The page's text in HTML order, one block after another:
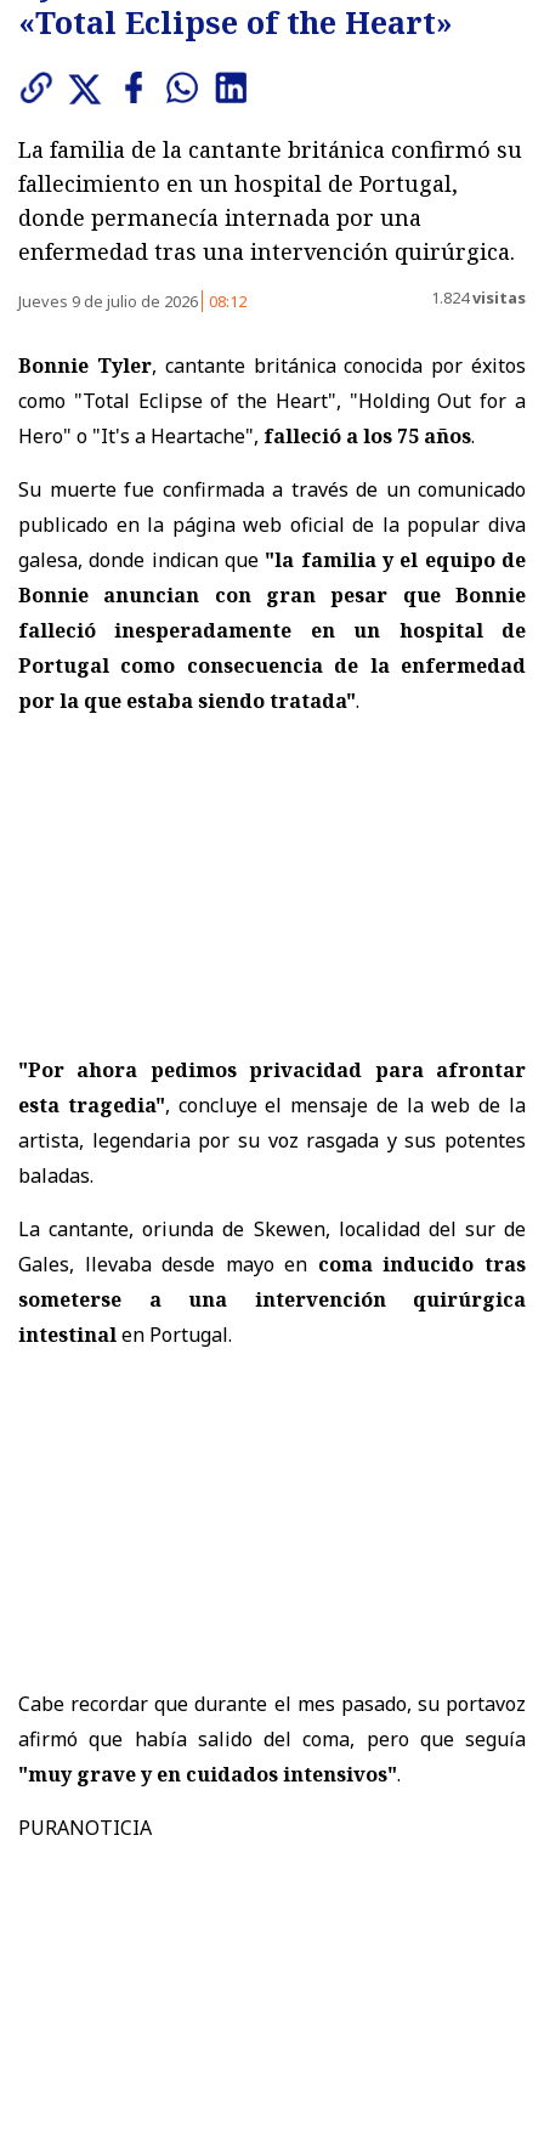
«Total Eclipse of the Heart»
La familia de la cantante británica confirmó su
fallecimiento en un hospital de Portugal,
donde permanecía internada por una
enfermedad tras una intervención quirúrgica.
Jueves 9 de julio de 2026 08:12 1.824visitas
Bonnie Tyler, cantante británica conocida por éxitos
como "Total Eclipse of the Heart", "Holding Out for a
Hero" o "It's a Heartache", falleció a los 75 años.
Su muerte fue confirmada a través de un comunicado
publicado en la página web oficial de la popular diva
galesa, donde indican que "la familia y el equipo de
Bonnie anuncian con gran pesar que Bonnie
falleció inesperadamente en un hospital de
Portugal como consecuencia de la enfermedad
por la que estaba siendo tratada".
"Por ahora pedimos privacidad para afrontar
esta tragedia", concluye el mensaje de la web de la
artista, legendaria por su voz rasgada y sus potentes
baladas.
La cantante, oriunda de Skewen, localidad del sur de
Gales, llevaba desde mayo en coma inducido tras
someterse a una intervención quirúrgica
intestinalen Portugal.
Cabe recordar que durante el mes pasado, su portavoz
afirmó que había salido del coma, pero que seguía
"muy grave y en cuidados intensivos".
PURANOTICIA